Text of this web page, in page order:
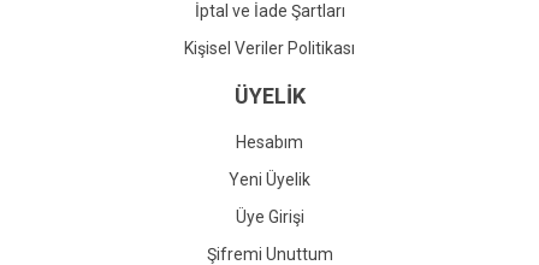
İptal ve İade Şartları
Kişisel Veriler Politikası
ÜYELİK
Hesabım
Yeni Üyelik
Üye Girişi
Şifremi Unuttum